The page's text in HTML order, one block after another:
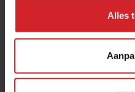
Alles